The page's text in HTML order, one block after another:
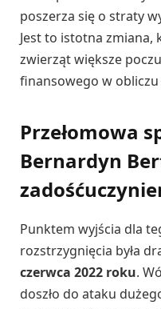
poszerza się o straty
Jest to istotna zmiana,
zwierząt większe
finansowego w
Przełomowa
Bernardyn
Punktem wyjścia dla
rozstrzygnięcia była
czerwca 2022 roku.
doszło do ataku